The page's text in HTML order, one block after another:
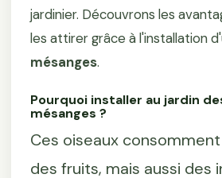
jardinier. Découvrons les
les attirer grâce à l'installation
mésanges.
Pourquoi installer au jardin
mésanges ?
Ces oiseaux
des fruits, mais aussi des